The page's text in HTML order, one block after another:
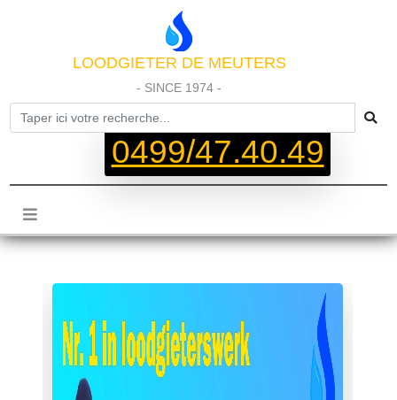
LOODGIETER DE MEUTERS
- SINCE 1974 -
0499/47.40.49